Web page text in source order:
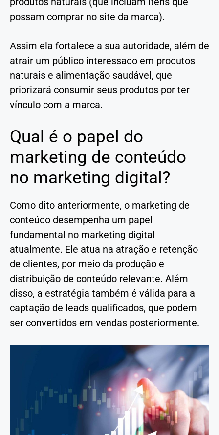
possam comprar no site da marca).
Assim ela fortalece a sua autoridade, além de
atrair um público interessado em produtos
naturais e alimentação saudável, que
priorizará consumir seus produtos por ter
vínculo com a marca.
Qual é o papel do
marketing de conteúdo
no marketing digital?
Como dito anteriormente, o marketing de
conteúdo desempenha um papel
fundamental no marketing digital
atualmente. Ele atua na atração e retenção
de clientes, por meio da produção e
distribuição de conteúdo relevante. Além
disso, a estratégia também é válida para a
captação de leads qualificados, que podem
ser convertidos em vendas posteriormente.